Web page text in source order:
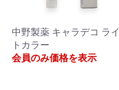
中野製薬 キャラデコ ライ
トカラー
会員のみ価格を表示